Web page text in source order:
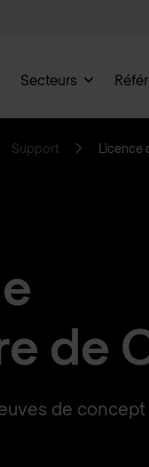
Secteurs
Support Licence
de
de